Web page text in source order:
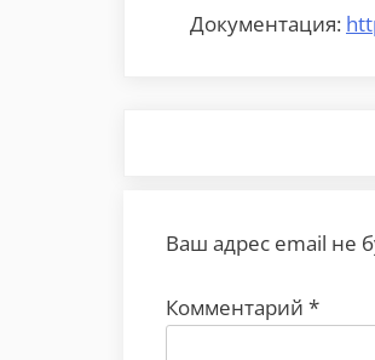
Документация:
Ваш адрес email не
Комментарий *